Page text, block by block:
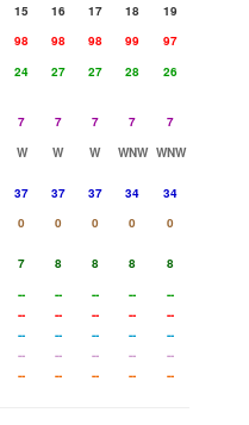
15 16 17 18
19
98 98 98 99
97
24 27 27 28
26
7 7 7 7
7
W W W WNW WNW
37 37 37 34
34
0 0 0 0
0
7 8 8 8
8
-- -- -- --
--
-- -- -- --
--
-- -- -- --
--
-- -- -- --
--
-- -- -- -- --